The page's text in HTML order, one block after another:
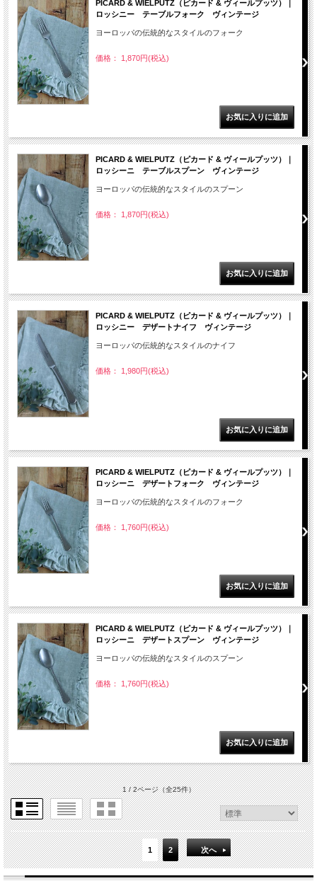
PICARD & WIELPUTZ（ピカード & ヴィールプッツ）｜
ロッシニー テーブルフォーク ヴィンテージ
ヨーロッパの伝統的なスタイルのフォーク
価格： 1,870円(税込)
PICARD & WIELPUTZ（ピカード & ヴィールプッツ）｜
ロッシーニ テーブルスプーン ヴィンテージ
ヨーロッパの伝統的なスタイルのスプーン
価格： 1,870円(税込)
PICARD & WIELPUTZ（ピカード & ヴィールプッツ）｜
ロッシニー デザートナイフ ヴィンテージ
ヨーロッパの伝統的なスタイルのナイフ
価格： 1,980円(税込)
PICARD & WIELPUTZ（ピカード & ヴィールプッツ）｜
ロッシーニ デザートフォーク ヴィンテージ
ヨーロッパの伝統的なスタイルのフォーク
価格： 1,760円(税込)
PICARD & WIELPUTZ（ピカード & ヴィールプッツ）｜
ロッシーニ デザートスプーン ヴィンテージ
ヨーロッパの伝統的なスタイルのスプーン
価格： 1,760円(税込)
1 / 2ページ（全25件）
1 2 次へ